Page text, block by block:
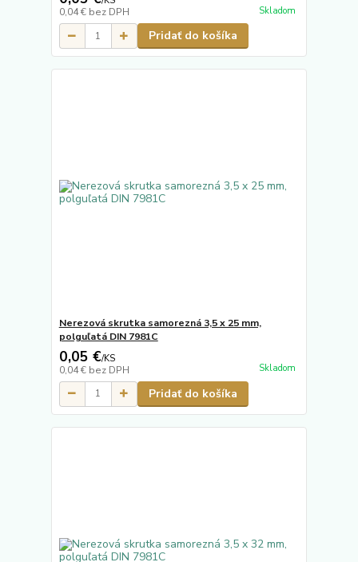
0,04 € bez DPH Skladom
Pridať do košíka
Nerezová skrutka samorezná 3,5 x 25 mm,
polguľatá DIN 7981C
0,05 €/KS
0,04 € bez DPH Skladom
Pridať do košíka